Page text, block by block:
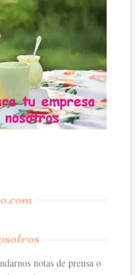
notas de prensa o